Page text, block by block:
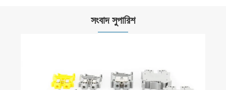
সংবাদ সুপারিশ
আরো দেখুন >>